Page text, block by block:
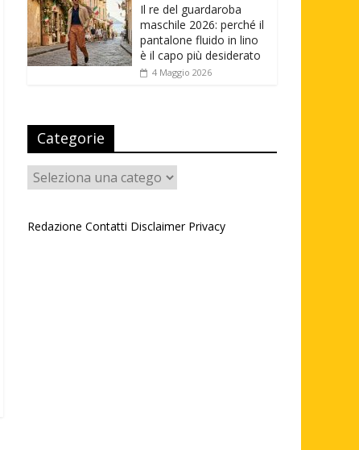
Il re del guardaroba
maschile 2026: perché il
pantalone fluido in lino
è il capo più desiderato
4 Maggio 2026
Categorie
Categorie
Redazione Contatti Disclaimer Privacy